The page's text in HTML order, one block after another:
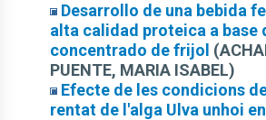
Desarrollo de una bebida
alta calidad proteica a base
concentrado de frijol
PUENTE, MARIA ISABEL)
Efecte de les condicions
rentat de l'alga Ulva unhoi